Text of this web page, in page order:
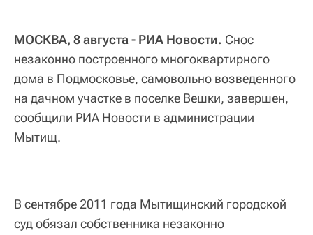
МОСКВА, 8 августа - РИА Новости. Снос
незаконно построенного многоквартирного
дома в Подмосковье, самовольно возведенного
на дачном участке в поселке Вешки, завершен,
сообщили РИА Новости в администрации
Мытищ.
В сентябре 2011 года Мытищинский городской
суд обязал собственника незаконно